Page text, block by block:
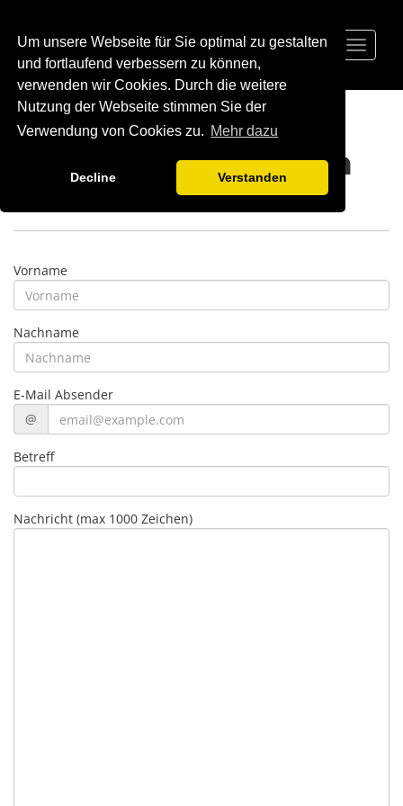
Um unsere Webseite für Sie optimal zu gestalten
und fortlaufend verbessern zu können,
verwenden wir Cookies. Durch die weitere
Nutzung der Webseite stimmen Sie der
Verwendung von Cookies zu. Mehr dazu
Decline Verstanden
Toggle
Support anfragen
Vorname
Nachname
E-Mail Absender
@
Betreff
Nachricht (max 1000 Zeichen)